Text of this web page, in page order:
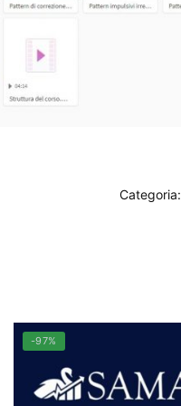
Categoria:
-97%